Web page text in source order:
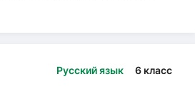
Русский язык 6 класс